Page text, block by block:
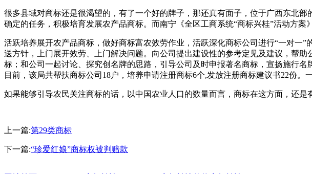
很多县域对商标还是很渴望的，有了一个好的牌子，那还真有面子，位于广西东北部
确定的任务，积极培育发展农产品商标。而南宁《全区工商系统“商标兴桂”活动方案
活跃培养展开农产品商标，做好商标富农效劳作业，活跃深化商标公司进行“一对一
送方针，上门展开效劳、上门解决问题。向公司提出建设性的参考定见及建议，帮
标；和公司一起讨论、探究创名牌的思路，引导公司及时申报著名商标，宣扬施行名
目前，该局共帮扶商标公司18户，培养申请注册商标6个,发放注册商标建议书22份。
如果能够引导农民关注商标的话，以中国农业人口的数量而言，商标在这方面，还是
上一篇:第29类商标
下一篇:“珍爱红娘”商标权被判赔款